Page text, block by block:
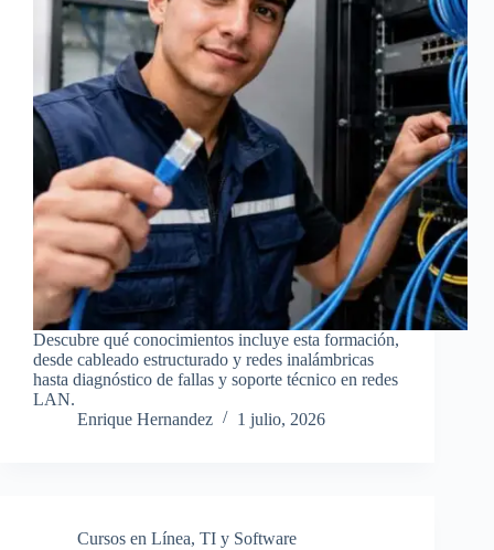
Descubre qué conocimientos incluye esta formación,
desde cableado estructurado y redes inalámbricas
hasta diagnóstico de fallas y soporte técnico en redes
LAN.
Enrique Hernandez
1 julio, 2026
Cursos en Línea, TI y Software